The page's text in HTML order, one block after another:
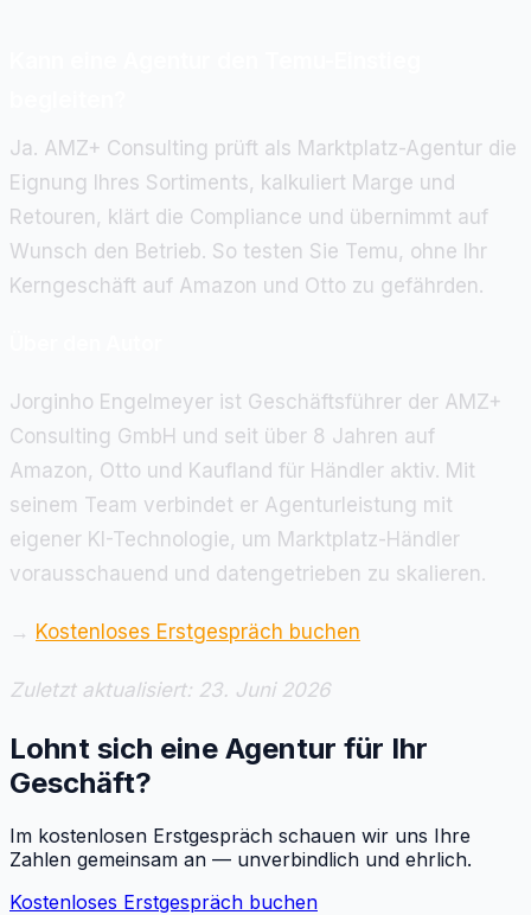
Ja. AMZ+ Consulting prüft als Marktplatz-Agentur die
Eignung Ihres Sortiments, kalkuliert Marge und
Retouren, klärt die Compliance und übernimmt auf
Wunsch den Betrieb. So testen Sie Temu, ohne Ihr
Kerngeschäft auf Amazon und Otto zu gefährden.
Jorginho Engelmeyer ist Geschäftsführer der AMZ+
Consulting GmbH und seit über 8 Jahren auf
Amazon, Otto und Kaufland für Händler aktiv. Mit
seinem Team verbindet er Agenturleistung mit
eigener KI-Technologie, um Marktplatz-Händler
vorausschauend und datengetrieben zu skalieren.
→ Kostenloses Erstgespräch buchen
Zuletzt aktualisiert: 23. Juni 2026
Lohnt sich eine Agentur für Ihr
Geschäft?
Im kostenlosen Erstgespräch schauen wir uns Ihre
Zahlen gemeinsam an — unverbindlich und ehrlich.
Kostenloses Erstgespräch buchen